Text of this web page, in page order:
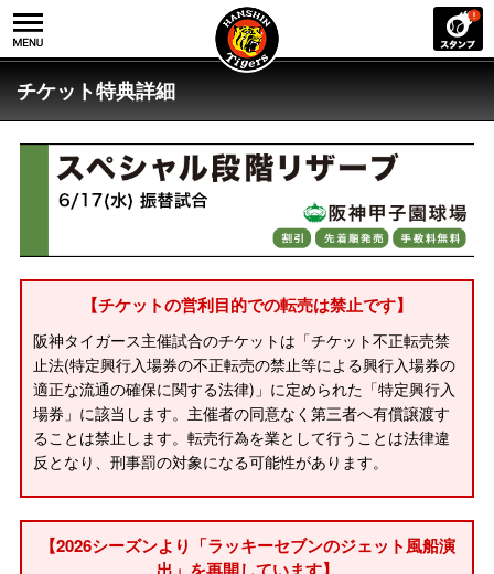
チケット特典詳細
【チケットの営利目的での転売は禁止です】
阪神タイガース主催試合のチケットは「チケット不正転売禁
止法(特定興行入場券の不正転売の禁止等による興行入場券の
適正な流通の確保に関する法律)」に定められた「特定興行入
場券」に該当します。主催者の同意なく第三者へ有償譲渡す
ることは禁止します。転売行為を業として行うことは法律違
反となり、刑事罰の対象になる可能性があります。
【2026シーズンより「ラッキーセブンのジェット風船演